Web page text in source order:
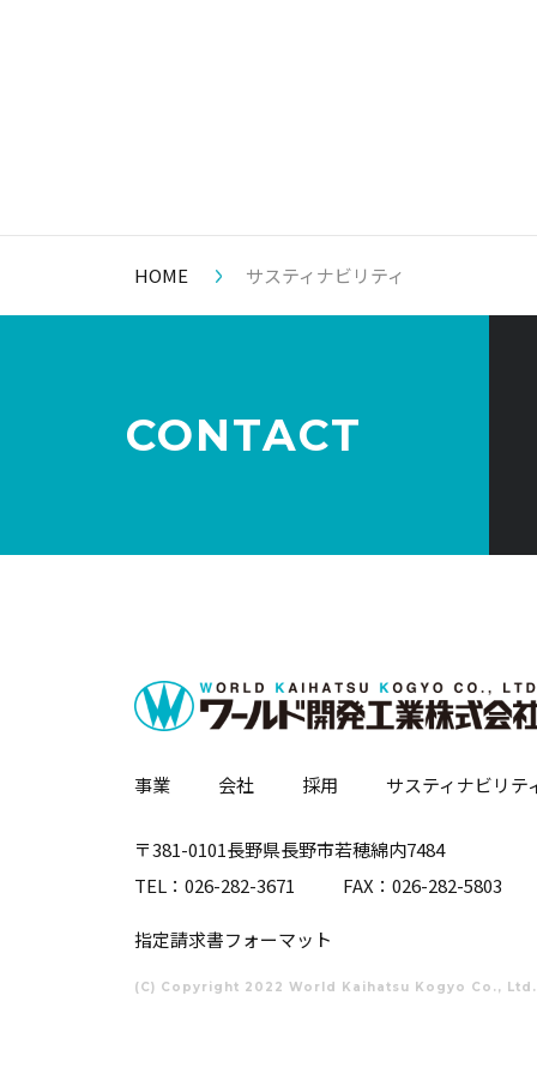
HOME サスティナビリティ
CONTACT
事業 会社 採用 サスティナビリテ
〒381-0101長野県長野市若穂綿内7484
TEL： 026-282-3671 FAX：026-282-5803
指定請求書フォーマット
(C) Copyright 2022 World Kaihatsu Kogyo Co.,